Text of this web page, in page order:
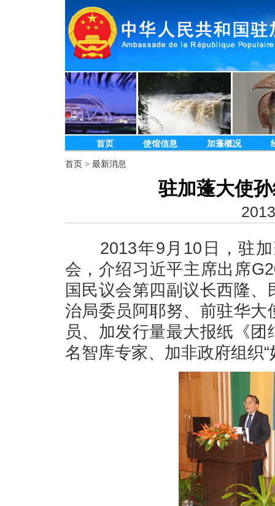
首页 使馆信息 加蓬概况
首页 > 最新消息
驻加蓬大使
2013年9月10日，驻加
会，介绍习近平主席出席
国民议会第四副议长西隆
治局委员阿耶努、前驻华
员、加发行量最大报纸《
名智库专家、加非政府组织